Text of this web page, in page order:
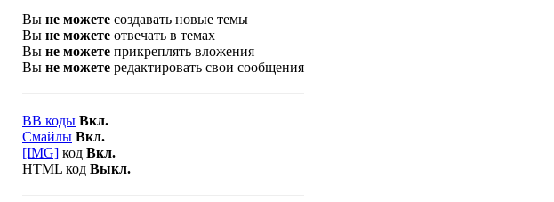
Вы не можете создавать новые темы
Вы не можете отвечать в темах
Вы не можете прикреплять вложения
Вы не можете редактировать свои сообщения
BB коды Вкл.
Смайлы Вкл.
[IMG] код Вкл.
HTML код Выкл.